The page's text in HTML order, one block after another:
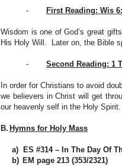
- First Reading: Wis
Wisdom is one of God’s great
His Holy Will. Later on, the Bible
- Second Reading: 1
In order for Christians to avoid
we believers in Christ will get
our heavenly self in the Holy Spirit.
B. Hymns for Holy Mass
a) ES #314 – In The Day Of
b) EM page 213 (353/2321)